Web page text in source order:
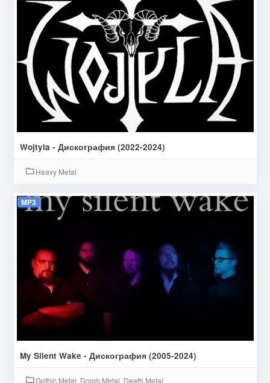
Wojtyla - Дискография (2022-2024)
Heavy Metal
MP3
My Silent Wake - Дискография (2005-2024)
Gothic Metal, Doom Metal, Death Metal